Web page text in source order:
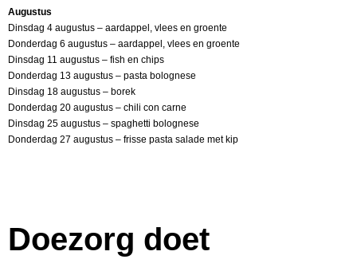
Augustus
Dinsdag 4 augustus – aardappel, vlees en groente
Donderdag 6 augustus – aardappel, vlees en groente
Dinsdag 11 augustus – fish en chips
Donderdag 13 augustus – pasta bolognese
Dinsdag 18 augustus – borek
Donderdag 20 augustus – chili con carne
Dinsdag 25 augustus – spaghetti bolognese
Donderdag 27 augustus – frisse pasta salade met kip
Doezorg doet